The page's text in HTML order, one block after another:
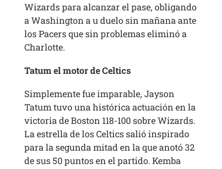
Wizards para alcanzar el pase, obligando
a Washington a u duelo sin mañana ante
los Pacers que sin problemas eliminó a
Charlotte.
Tatum el motor de Celtics
Simplemente fue imparable, Jayson
Tatum tuvo una histórica actuación en la
victoria de Boston 118-100 sobre Wizards.
La estrella de los Celtics salió inspirado
para la segunda mitad en la que anotó 32
de sus 50 puntos en el partido. Kemba